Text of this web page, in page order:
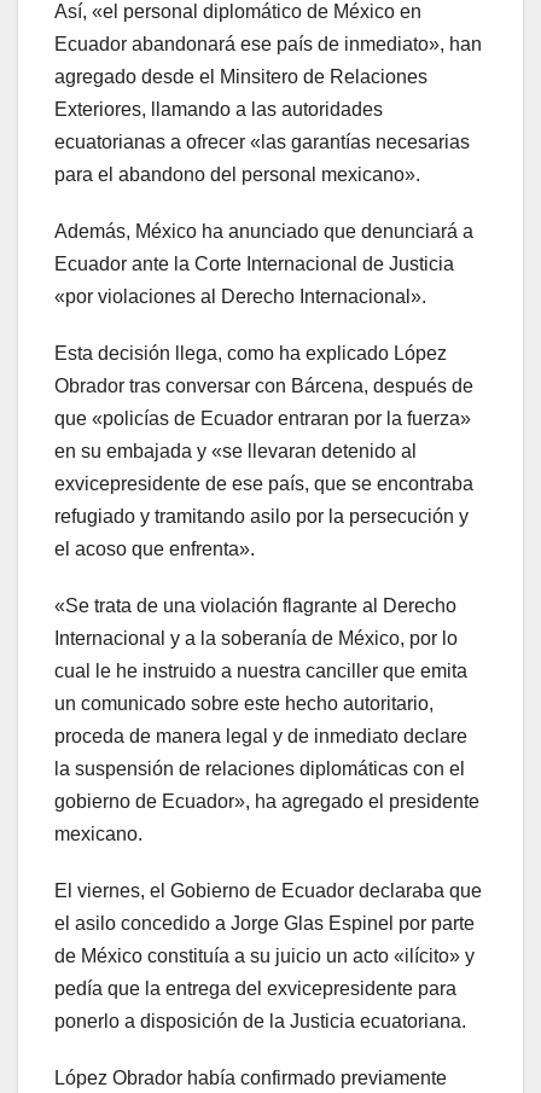
Así, «el personal diplomático de México en
Ecuador abandonará ese país de inmediato», han
agregado desde el Minsitero de Relaciones
Exteriores, llamando a las autoridades
ecuatorianas a ofrecer «las garantías necesarias
para el abandono del personal mexicano».
Además, México ha anunciado que denunciará a
Ecuador ante la Corte Internacional de Justicia
«por violaciones al Derecho Internacional».
Esta decisión llega, como ha explicado López
Obrador tras conversar con Bárcena, después de
que «policías de Ecuador entraran por la fuerza»
en su embajada y «se llevaran detenido al
exvicepresidente de ese país, que se encontraba
refugiado y tramitando asilo por la persecución y
el acoso que enfrenta».
«Se trata de una violación flagrante al Derecho
Internacional y a la soberanía de México, por lo
cual le he instruido a nuestra canciller que emita
un comunicado sobre este hecho autoritario,
proceda de manera legal y de inmediato declare
la suspensión de relaciones diplomáticas con el
gobierno de Ecuador», ha agregado el presidente
mexicano.
El viernes, el Gobierno de Ecuador declaraba que
el asilo concedido a Jorge Glas Espinel por parte
de México constituía a su juicio un acto «ilícito» y
pedía que la entrega del exvicepresidente para
ponerlo a disposición de la Justicia ecuatoriana.
López Obrador había confirmado previamente